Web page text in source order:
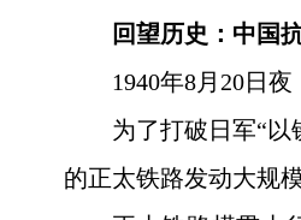
回望历史：中国
1940年8月20日
为了打破日军“
的正太铁路发动大规